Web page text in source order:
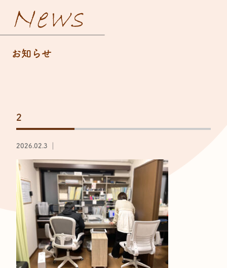
News
お知らせ
2
2026.02.3 ｜